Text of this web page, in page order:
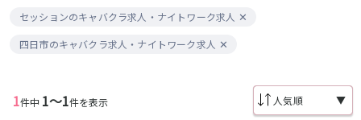
セッションのキャバクラ求人・ナイトワーク求人
四日市のキャバクラ求人・ナイトワーク求人
1件中 1〜1件を表示 ▼
春日井
小牧
安城
名古屋市南部
豊田
今池駅